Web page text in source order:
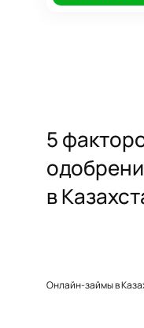
5
в
Онлайн-займы в